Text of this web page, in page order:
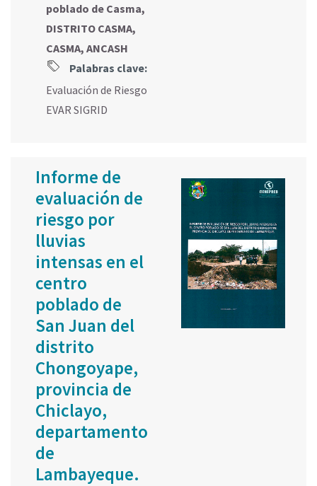
poblado de Casma,
DISTRITO CASMA,
CASMA, ANCASH
Palabras clave:
Evaluación de Riesgo
EVAR SIGRID
Informe de
evaluación de
riesgo por
lluvias
intensas en el
centro
poblado de
San Juan del
distrito
Chongoyape,
provincia de
Chiclayo,
departamento
de
Lambayeque.